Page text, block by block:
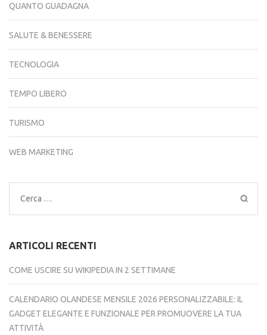
QUANTO GUADAGNA
SALUTE & BENESSERE
TECNOLOGIA
TEMPO LIBERO
TURISMO
WEB MARKETING
Ricerca
per:
ARTICOLI RECENTI
COME USCIRE SU WIKIPEDIA IN 2 SETTIMANE
CALENDARIO OLANDESE MENSILE 2026 PERSONALIZZABILE: IL
GADGET ELEGANTE E FUNZIONALE PER PROMUOVERE LA TUA
ATTIVITÀ